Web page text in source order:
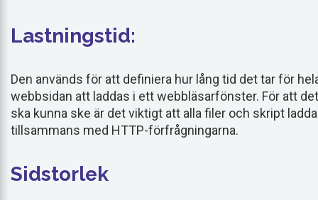
Lastningstid:
Den används för att definiera hur lång tid det tar för
webbsidan att laddas i ett webbläsarfönster. För att
ska kunna ske är det viktigt att alla filer och skript
tillsammans med HTTP-förfrågningarna.
Sidstorlek